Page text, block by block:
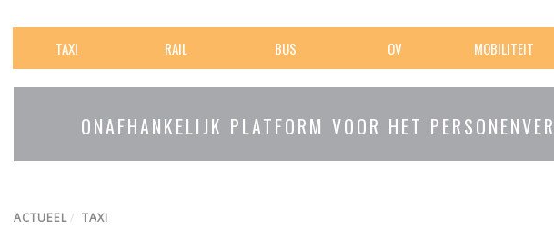
TAXI RAIL BUS OV MOBILITEIT
ONAFHANKELIJK PLATFORM VOOR HET
ACTUEEL/ TAXI